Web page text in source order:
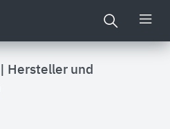
Hersteller und